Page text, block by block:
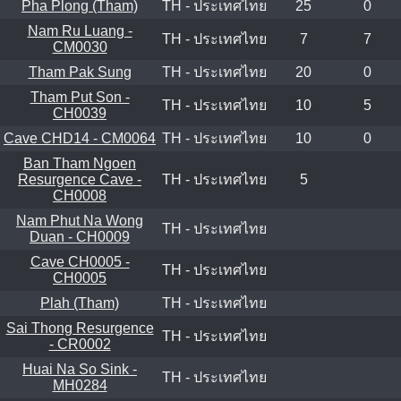
Pha Plong (Tham) TH - ประเทศไทย 25
0
Nam Ru Luang -
CM0030
TH - ประเทศไทย 7 7
Tham Pak Sung TH - ประเทศไทย 20
0
Tham Put Son -
CH0039
TH - ประเทศไทย 10 5
Cave CHD14 - CM0064 TH - ประเทศไทย 10
0
Ban Tham Ngoen
Resurgence Cave -
CH0008
TH - ประเทศไทย 5
Nam Phut Na Wong
Duan - CH0009
TH - ประเทศไทย
Cave CH0005 -
CH0005
TH - ประเทศไทย
Plah (Tham)
TH - ประเทศไทย
Sai Thong Resurgence
- CR0002
TH - ประเทศไทย
Huai Na So Sink -
MH0284
TH - ประเทศไทย